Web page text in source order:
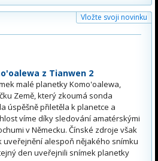
Vložte svoji novinku
z Tianwen 2
malé planetky Komo'oalewa,
Země, který zkoumá sonda
úspěšně přiletěla k planetce a
víme díky sledování amatérskými
v Německu. Čínské zdroje však
uveřejnění alespoň nějakého snímku
den uveřejnili snímek planetky